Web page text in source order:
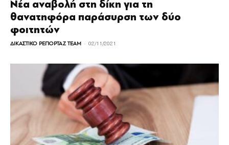
Νέα αναβολή στη δίκη για τη
θανατηφόρα παράσυρση των δύο
φοιτητών
ΔΙΚΑΣΤΙΚΟ ΡΕΠΟΡΤΑΖ TEAM - 02/11/2021